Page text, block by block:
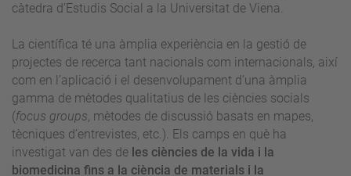
càtedra d’Estudis Social a la Universitat de Viena.
La científica té una àmplia experiència en la gestió de
projectes de recerca tant nacionals com internacionals, així
com en l’aplicació i el desenvolupament d’una àmplia
gamma de mètodes qualitatius de les ciències socials
(focus groups, mètodes de discussió basats en mapes,
tècniques d’entrevistes, etc.). Els camps en què ha
investigat van des de les ciències de la vida i la
biomedicina fins a la ciència de materials i la